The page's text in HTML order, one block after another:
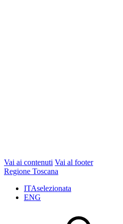
Vai ai contenuti Vai al footer
Regione Toscana
ITAselezionata
ENG